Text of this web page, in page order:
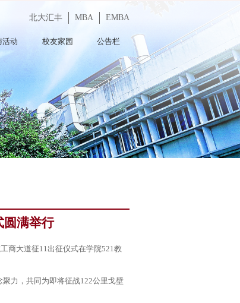
北大汇丰 MBA EMBA
活动 校友家园 公告栏
圆满举行
商大道征11出征仪式在学院521教
力，共同为即将征战122公里戈壁